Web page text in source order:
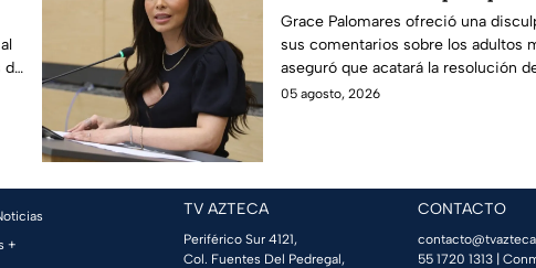
de
mayores
Grace Palomares ofreció una
sus comentarios sobre los adultos
aseguró que acatará la resolución
su futuro político.
05 agosto, 2026
+
TV AZTECA
Periférico Sur 4121,
Col. Fuentes Del Pedregal,
CONTACTO
55 1720 1313 |